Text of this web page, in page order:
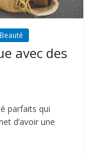
avec des
parfaits qui
d’avoir une